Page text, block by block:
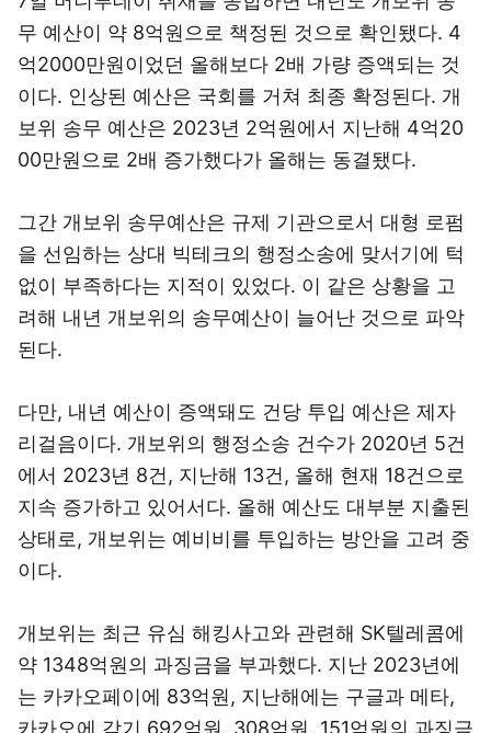
무 예산이 약 8억원으로 책정된 것으로 확인됐다. 4
억2000만원이었던 올해보다 2배 가량 증액되는 것
이다. 인상된 예산은 국회를 거쳐 최종 확정된다. 개
보위 송무 예산은 2023년 2억원에서 지난해 4억20
00만원으로 2배 증가했다가 올해는 동결됐다.
그간 개보위 송무예산은 규제 기관으로서 대형 로펌
을 선임하는 상대 빅테크의 행정소송에 맞서기에 턱
없이 부족하다는 지적이 있었다. 이 같은 상황을 고
려해 내년 개보위의 송무예산이 늘어난 것으로 파악
된다.
다만, 내년 예산이 증액돼도 건당 투입 예산은 제자
리걸음이다. 개보위의 행정소송 건수가 2020년 5건
에서 2023년 8건, 지난해 13건, 올해 현재 18건으로
지속 증가하고 있어서다. 올해 예산도 대부분 지출된
상태로, 개보위는 예비비를 투입하는 방안을 고려 중
이다.
개보위는 최근 유심 해킹사고와 관련해 SK텔레콤에
약 1348억원의 과징금을 부과했다. 지난 2023년에
는 카카오페이에 83억원, 지난해에는 구글과 메타,
카카오에 각기 692억원, 308억원, 151억원의 과징금